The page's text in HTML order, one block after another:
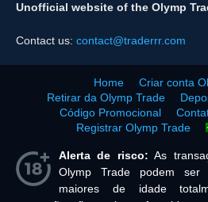
Unofficial website of the Olymp
Contact us: contact@traderrr.com
Home
Criar conta
Retirar da Olymp Trade
Código Promocional
Registrar Olymp Trade
Alerta de risco: As
Olymp Trade podem ser
maiores de idade